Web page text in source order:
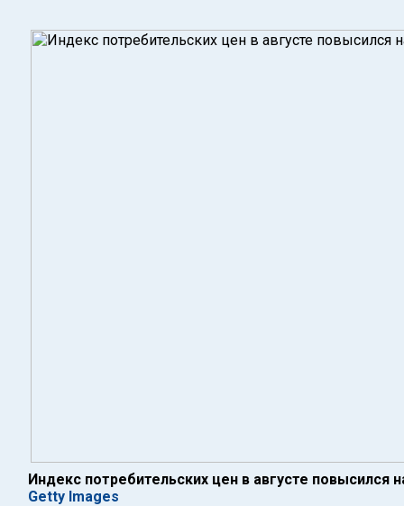
Индекс потребительских цен в августе повысился
Getty Images